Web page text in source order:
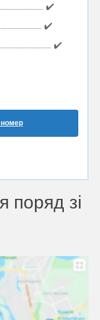
✔️
✔️
✔️
номер
поряд зі